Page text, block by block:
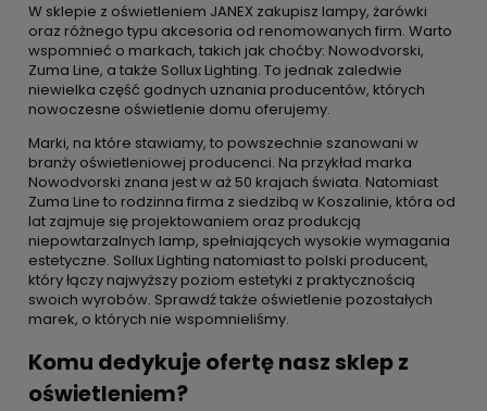
W sklepie z oświetleniem JANEX zakupisz lampy, żarówki
oraz różnego typu akcesoria od renomowanych firm. Warto
wspomnieć o markach, takich jak choćby: Nowodvorski,
Zuma Line, a także Sollux Lighting. To jednak zaledwie
niewielka część godnych uznania producentów, których
nowoczesne oświetlenie domu oferujemy.
Marki, na które stawiamy, to powszechnie szanowani w
branży oświetleniowej producenci. Na przykład marka
Nowodvorski znana jest w aż 50 krajach świata. Natomiast
Zuma Line to rodzinna firma z siedzibą w Koszalinie, która od
lat zajmuje się projektowaniem oraz produkcją
niepowtarzalnych lamp, spełniających wysokie wymagania
estetyczne. Sollux Lighting natomiast to polski producent,
który łączy najwyższy poziom estetyki z praktycznością
swoich wyrobów. Sprawdź także oświetlenie pozostałych
marek, o których nie wspomnieliśmy.
Komu dedykuje ofertę nasz sklep z
oświetleniem?